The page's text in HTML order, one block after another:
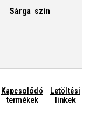
Sárga szín
Kapcsolódó
termékek
Letöltési
linkek